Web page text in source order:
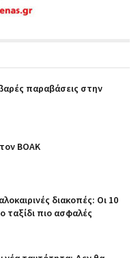
παραβάσεις στην
ΒΟΑΚ
διακοπές: Οι 10
ταξίδι πιο ασφαλές